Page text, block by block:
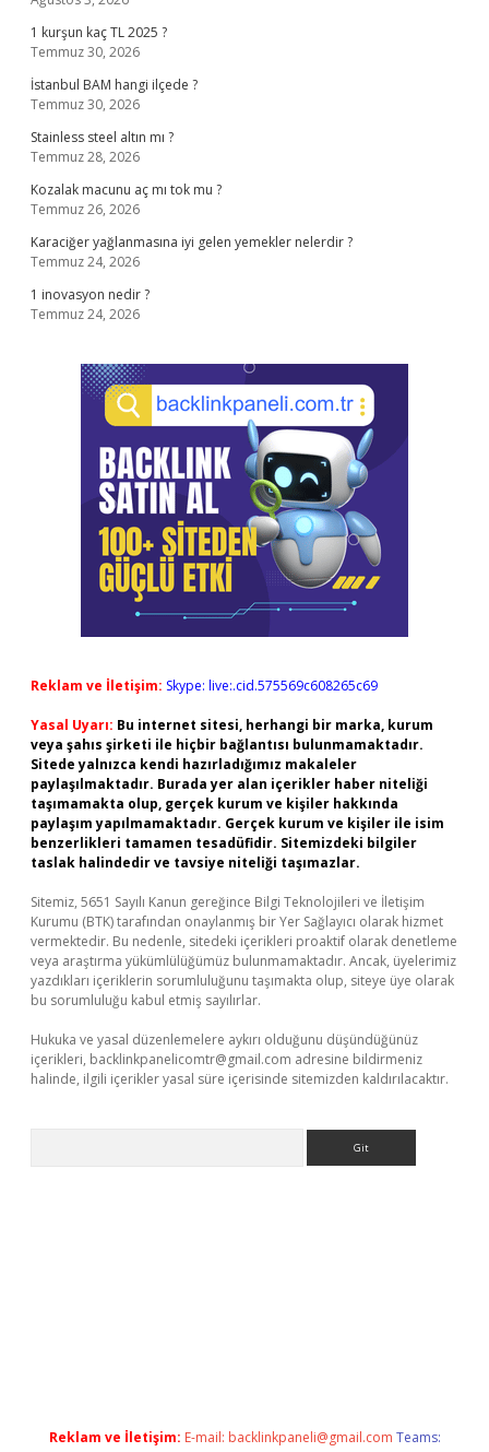
1 kurşun kaç TL 2025 ?
Temmuz 30, 2026
İstanbul BAM hangi ilçede ?
Temmuz 30, 2026
Stainless steel altın mı ?
Temmuz 28, 2026
Kozalak macunu aç mı tok mu ?
Temmuz 26, 2026
Karaciğer yağlanmasına iyi gelen yemekler nelerdir ?
Temmuz 24, 2026
1 inovasyon nedir ?
Temmuz 24, 2026
Reklam ve İletişim: Skype: live:.cid.575569c608265c69
Yasal Uyarı: Bu internet sitesi, herhangi bir marka, kurum
veya şahıs şirketi ile hiçbir bağlantısı bulunmamaktadır.
Sitede yalnızca kendi hazırladığımız makaleler
paylaşılmaktadır. Burada yer alan içerikler haber niteliği
taşımamakta olup, gerçek kurum ve kişiler hakkında
paylaşım yapılmamaktadır. Gerçek kurum ve kişiler ile isim
benzerlikleri tamamen tesadüfidir. Sitemizdeki bilgiler
taslak halindedir ve tavsiye niteliği taşımazlar.
Sitemiz, 5651 Sayılı Kanun gereğince Bilgi Teknolojileri ve İletişim
Kurumu (BTK) tarafından onaylanmış bir Yer Sağlayıcı olarak hizmet
vermektedir. Bu nedenle, sitedeki içerikleri proaktif olarak denetleme
veya araştırma yükümlülüğümüz bulunmamaktadır. Ancak, üyelerimiz
yazdıkları içeriklerin sorumluluğunu taşımakta olup, siteye üye olarak
bu sorumluluğu kabul etmiş sayılırlar.
Hukuka ve yasal düzenlemelere aykırı olduğunu düşündüğünüz
içerikleri, backlinkpanelicomtr@gmail.com adresine bildirmeniz
halinde, ilgili içerikler yasal süre içerisinde sitemizden kaldırılacaktır.
Reklam ve İletişim: E-mail: backlinkpaneli@gmail.com Teams: